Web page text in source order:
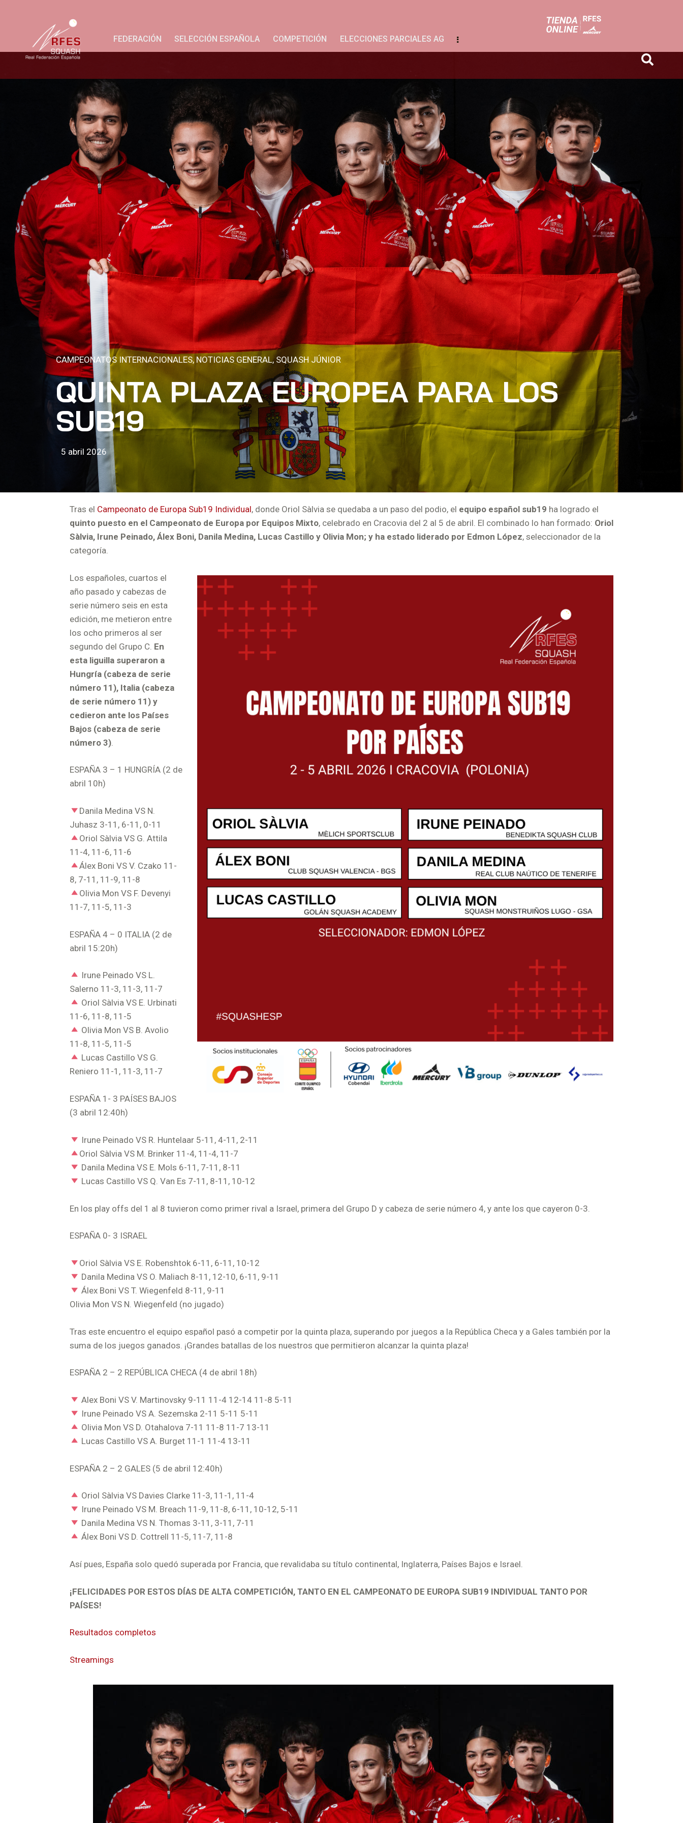
FEDERACIÓN SELECCIÓN ESPAÑOLA COMPETICIÓN ELECCIONES PARCIALES AG
CAMPEONATOS INTERNACIONALES, NOTICIAS GENERAL, SQUASH JÚNIOR
QUINTA PLAZA EUROPEA PARA LOS
SUB19
5 abril 2026
Tras el Campeonato de Europa Sub19 Individual, donde Oriol Sàlvia se quedaba a un paso del podio, el equipo español sub19 ha logrado el
quinto puesto en el Campeonato de Europa por Equipos Mixto, celebrado en Cracovia del 2 al 5 de abril. El combinado lo han formado: Oriol
Sàlvia, Irune Peinado, Álex Boni, Danila Medina, Lucas Castillo y Olivia Mon; y ha estado liderado por Edmon López, seleccionador de la
categoría.
Los españoles, cuartos el
año pasado y cabezas de
serie número seis en esta
edición, me metieron entre
los ocho primeros al ser
segundo del Grupo C. En
esta liguilla superaron a
Hungría (cabeza de serie
número 11), Italia (cabeza
de serie número 11) y
cedieron ante los Países
Bajos (cabeza de serie
número 3)
ESPAÑA 3 – 1 HUNGRÍA (2 de
abril 10h)
Danila Medina VS N.
Juhasz 3-11, 6-11, 0-11
Oriol Sàlvia VS G. Attila
11-4, 11-6, 11-6
Álex Boni VS V. Czako 11-
8, 7-11, 11-9, 11-8
Olivia Mon VS F. Devenyi
11-7, 11-5, 11-3
ESPAÑA 4 – 0 ITALIA (2 de
abril 15:20h)
Irune Peinado VS L.
Salerno 11-3, 11-3, 11-7
Oriol Sàlvia VS E. Urbinati
11-6, 11-8, 11-5
Olivia Mon VS B. Avolio
11-8, 11-5, 11-5
Lucas Castillo VS G.
Reniero 11-1, 11-3, 11-7
ESPAÑA 1- 3 PAÍSES BAJOS
(3 abril 12:40h)
Irune Peinado VS R. Huntelaar 5-11, 4-11, 2-11
Oriol Sàlvia VS M. Brinker 11-4, 11-4, 11-7
Danila Medina VS E. Mols 6-11, 7-11, 8-11
Lucas Castillo VS Q. Van Es 7-11, 8-11, 10-12
En los play offs del 1 al 8 tuvieron como primer rival a Israel, primera del Grupo D y cabeza de serie número 4, y ante los que cayeron 0-3.
ESPAÑA 0- 3 ISRAEL
Oriol Sàlvia VS E. Robenshtok 6-11, 6-11, 10-12
Danila Medina VS O. Maliach 8-11, 12-10, 6-11, 9-11
Álex Boni VS T. Wiegenfeld 8-11, 9-11
Olivia Mon VS N. Wiegenfeld (no jugado)
Tras este encuentro el equipo español pasó a competir por la quinta plaza, superando por juegos a la República Checa y a Gales también por la
suma de los juegos ganados. ¡Grandes batallas de los nuestros que permitieron alcanzar la quinta plaza!
ESPAÑA 2 – 2 REPÚBLICA CHECA (4 de abril 18h)
Alex Boni VS V. Martinovsky 9-11 11-4 12-14 11-8 5-11
Irune Peinado VS A. Sezemska 2-11 5-11 5-11
Olivia Mon VS D. Otahalova 7-11 11-8 11-7 13-11
Lucas Castillo VS A. Burget 11-1 11-4 13-11
ESPAÑA 2 – 2 GALES (5 de abril 12:40h)
Oriol Sàlvia VS Davies Clarke 11-3, 11-1, 11-4
Irune Peinado VS M. Breach 11-9, 11-8, 6-11, 10-12, 5-11
Danila Medina VS N. Thomas 3-11, 3-11, 7-11
Álex Boni VS D. Cottrell 11-5, 11-7, 11-8
Así pues, España solo quedó superada por Francia, que revalidaba su título continental, Inglaterra, Países Bajos e Israel.
¡FELICIDADES POR ESTOS DÍAS DE ALTA COMPETICIÓN, TANTO EN EL CAMPEONATO DE EUROPA SUB19 INDIVIDUAL TANTO POR
PAÍSES!
Resultados completos
Streamings